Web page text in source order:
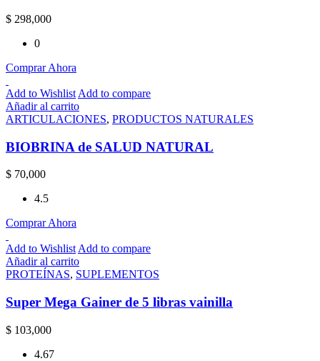
$ 298,000
0
Comprar Ahora
Add to Wishlist Add to compare
Añadir al carrito
ARTICULACIONES, PRODUCTOS NATURALES
BIOBRINA de SALUD NATURAL
$ 70,000
4.5
Comprar Ahora
Add to Wishlist Add to compare
Añadir al carrito
PROTEÍNAS, SUPLEMENTOS
Super Mega Gainer de 5 libras vainilla
$ 103,000
4.67